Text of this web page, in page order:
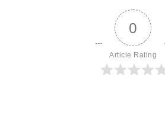
0
Article Rating